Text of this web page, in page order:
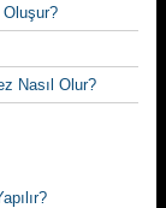
Nasıl Olur?